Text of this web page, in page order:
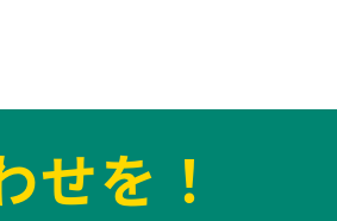
せを！